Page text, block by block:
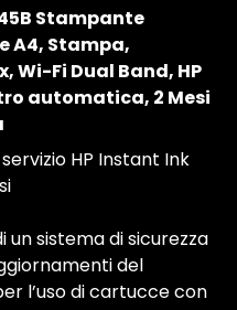
Stampante
A4, Stampa,
Wi-Fi Dual Band, HP
automatica, 2 Mesi
HP Instant Ink
sistema di sicurezza
del
l’uso di cartucce con